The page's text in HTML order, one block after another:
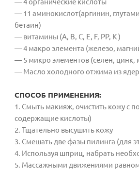
— 4 органические кислоты
— 11 аминокислот(аргинин,
бетаин)
— витамины (А, В, С, Е, F, РР, К )
— 4 макро элемента (железо,
— 5 микро элементов (селен, цинк,
— Масло холодного отжима из ядер
СПОСОБ ПРИМЕНЕНИЯ:
1. Смыть макияж, очистить кожу с
содержащие кислоты)
2. Тщательно высушить кожу
3. Смешать две фазы пилинга (для
4. Используя шприц, набрать
5. Массажными движениями